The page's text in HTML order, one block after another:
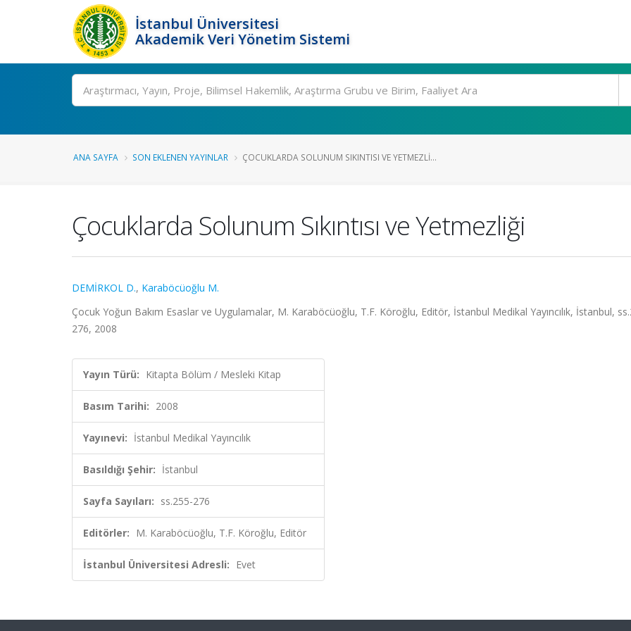
İstanbul Üniversitesi
Akademik Veri Yönetim Sistemi
Ara
ANA SAYFA SON EKLENEN YAYINLAR ÇOCUKLARDA SOLUNUM SIKINTISI VE YETMEZLI...
Çocuklarda Solunum Sıkıntısı ve Yetmezliği
DEMİRKOL D., Karaböcüoğlu M.
Çocuk Yoğun Bakım Esaslar ve Uygulamalar, M. Karaböcüoğlu, T.F. Köroğlu, Editör, İstanbul Medikal Yayıncılık, İstanbul,
276, 2008
Yayın Türü: Kitapta Bölüm / Mesleki Kitap
Basım Tarihi: 2008
Yayınevi: İstanbul Medikal Yayıncılık
Basıldığı Şehir: İstanbul
Sayfa Sayıları: ss.255-276
Editörler: M. Karaböcüoğlu, T.F. Köroğlu, Editör
İstanbul Üniversitesi Adresli: Evet